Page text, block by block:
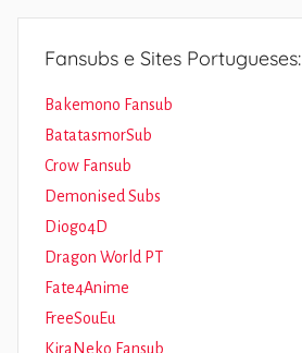
Fansubs e Sites Portugueses:
Bakemono Fansub
BatatasmorSub
Crow Fansub
Demonised Subs
Diogo4D
Dragon World PT
Fate4Anime
FreeSouEu
KiraNeko Fansub